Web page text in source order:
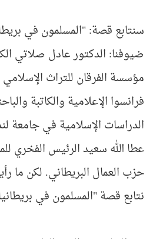
سنتابع قصة: "المسلمون في
ضيوفنا: الدكتور عادل صلاتي
مؤسسة الفرقان للتراث الإسلامي
فرانسوا الإعلامية والكاتبة
الدراسات الإسلامية في جامعة
عطا الله سعيد الرئيس الفخري
حزب العمال البريطاني. لكن ما
نتابع قصة "المسلمون في